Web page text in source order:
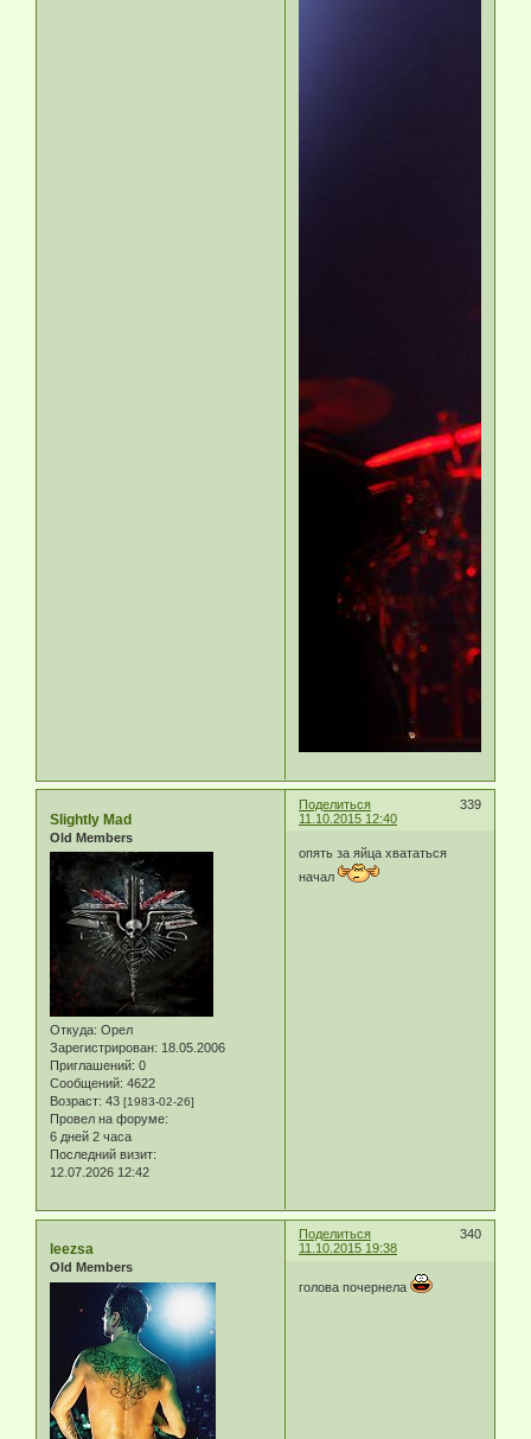
Поделиться
339
11.10.2015 12:40
Slightly Mad
Old Members
Откуда: Орел
Зарегистрирован: 18.05.2006
Приглашений: 0
Сообщений: 4622
Возраст: 43 [1983-02-26]
Провел на форуме:
6 дней 2 часа
Последний визит:
12.07.2026 12:42
опять за яйца хвататься
начал
Поделиться
340
11.10.2015 19:38
leezsa
Old Members
голова почернела